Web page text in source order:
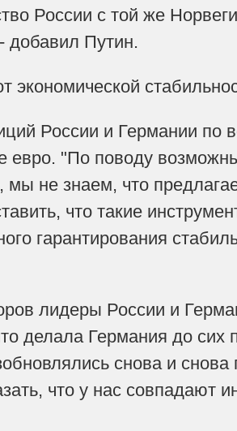
России с той же
добавил Путин.
экономической
России и Германии по
евро. "По поводу
не знаем, что
что такие
гарантирования
лидеры России и
делала Германия до сих
снова и
что у нас совпадают